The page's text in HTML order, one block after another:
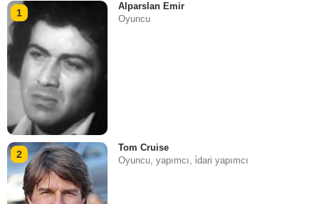
1
Alparslan Emir
Oyuncu
2
Tom Cruise
Oyuncu, yapımcı, i̇dari yapımcı